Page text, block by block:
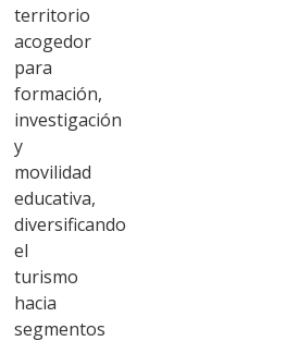
territorio
acogedor
para
formación,
investigación
y
movilidad
educativa,
diversificando
el
turismo
hacia
segmentos